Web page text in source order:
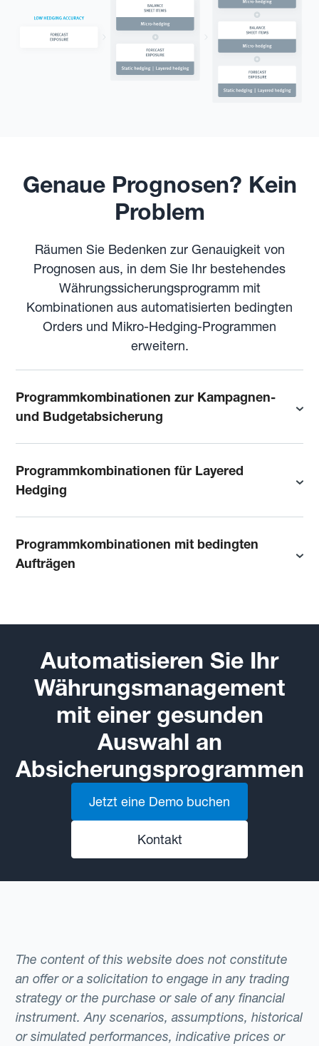
Genaue Prognosen? Kein
Problem
Räumen Sie Bedenken zur Genauigkeit von
Prognosen aus, in dem Sie Ihr bestehendes
Währungssicherungsprogramm mit
Kombinationen aus automatisierten bedingten
Orders und Mikro-Hedging-Programmen
erweitern.
Programmkombinationen zur Kampagnen-
und Budgetabsicherung
Programmkombinationen für Layered
Hedging
Programmkombinationen mit bedingten
Aufträgen
Automatisieren Sie Ihr
Währungsmanagement
mit einer gesunden
Auswahl an
Absicherungsprogrammen
Jetzt eine Demo buchen
Kontakt
The content of this website does not constitute
an offer or a solicitation to engage in any trading
strategy or the purchase or sale of any financial
instrument. Any scenarios, assumptions, historical
or simulated performances, indicative prices or